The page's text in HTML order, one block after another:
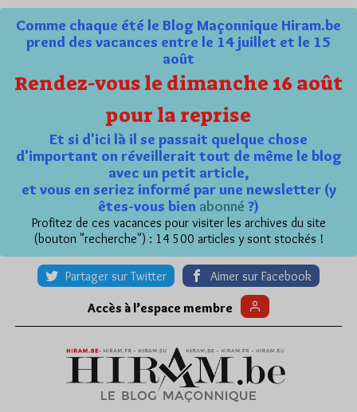
Comme chaque été le Blog Maçonnique Hiram.be
prend des vacances entre le 14 juillet et le 15
août
Rendez-vous le dimanche 16 août
pour la reprise
Et si d'ici là il se passait quelque chose
d'important on réveillerait tout de même le blog
avec un petit article,
et vous en seriez informé par une newsletter (y
êtes-vous bien abonné ?)
Profitez de ces vacances pour visiter les archives du site
(bouton "recherche") : 14 500 articles y sont stockés !
Partager sur Twitter Aimer sur Facebook
Accès à l’espace membre